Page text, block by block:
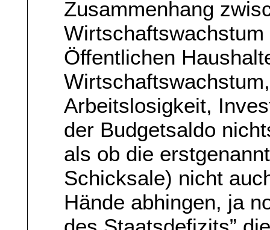
Zusammenhang
Öffentlichen
Arbeitslosigkeit,
der Budgetsaldo
als ob die
Schicksale) nicht
Hände abhingen, ja